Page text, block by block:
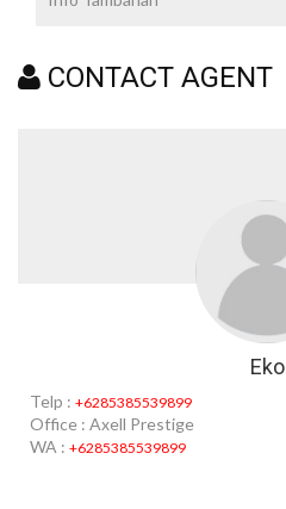
CONTACT AGENT
Eko
Telp : +6285385539899
Office : Axell Prestige
WA : +6285385539899